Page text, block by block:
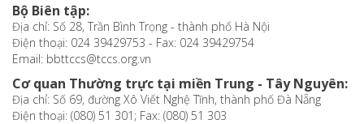
Bộ Biên tập:
Địa chỉ: Số 28, Trần Bình Trọng - thành phố Hà Nội
Điện thoại: 024 39429753 - Fax: 024 39429754
Email: bbttccs@tccs.org.vn
Cơ quan Thường trực tại miền Trung - Tây Nguyên:
Địa chỉ: Số 69, đường Xô Viết Nghệ Tĩnh, thành phố Đà Nẵng
Điện thoại: (080) 51 301; Fax: (080) 51 303